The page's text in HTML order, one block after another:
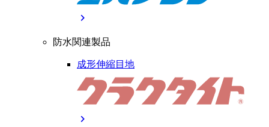
chevron_right
防水関連製品
成形伸縮目地
chevron_right